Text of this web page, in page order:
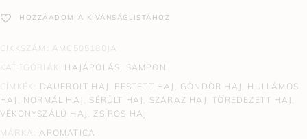
HOZZÁADOM A KÍVÁNSÁGLISTÁHOZ
CIKKSZÁM: AMC505180JA
KATEGÓRIÁK: HAJÁPOLÁS, SAMPON
CÍMKÉK: DAUEROLT HAJ , FESTETT HAJ , GÖNDÖR HAJ , HULLÁMOS
HAJ , NORMÁL HAJ , SÉRÜLT HAJ , SZÁRAZ HAJ , TÖREDEZETT HAJ ,
VÉKONYSZÁLÚ HAJ , ZSÍROS HAJ
MÁRKA:AROMATICA